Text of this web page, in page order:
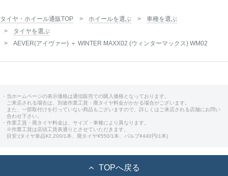
タイヤ・ホイール通販TOP ホイールを選ぶ
車種を選ぶ
タイヤを選ぶ
AEVER(アイヴァー) ＋ WINTER MAXX02 (ウィンターマックス) WM02
・当ホームページの表示価格は通信販売での購入価格となっております。
ご来店される場合は、別途作業工賃・廃タイヤ料金がかかる場合がございます。
また、一部取付けを行っていない商品もございますので、詳しくはご来店される店舗にお問い
合わせ下さい。
・作業工賃・廃タイヤ料金は、サイズ・車種により異なります。
※作業工賃は店頭工賃表通りとさせていただきます。
目安:(タイヤ単品¥2,200/1本、廃タイヤ¥550/1本、バルブ¥440円/1本)
TOPへ戻る